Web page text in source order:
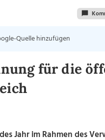
Quelle hinzufügen
für die
Jahr im Rahmen des